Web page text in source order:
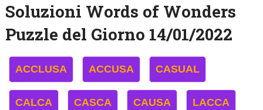
Soluzioni Words of Wonders
Puzzle del Giorno 14/01/2022
ACCLUSA ACCUSA CASUAL
CALCA CASCA CAUSA LACCA